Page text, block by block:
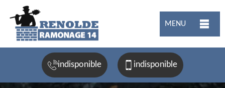
MENU
indisponible indisponible